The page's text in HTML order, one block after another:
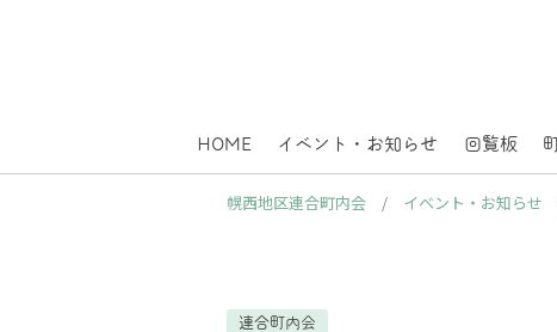
HOME イベント・お知らせ 回覧板
幌西地区連合町内会 / イベント・お知らせ
連合町内会